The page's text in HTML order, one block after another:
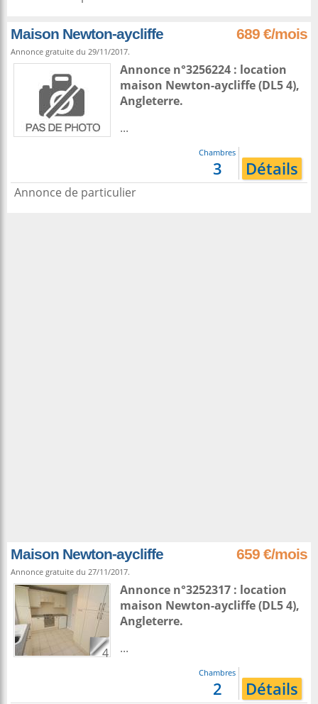
Maison Newton-aycliffe 689 €/mois
Annonce gratuite du 29/11/2017.
Annonce n°3256224 : location
maison Newton-aycliffe(DL5 4),
Angleterre.
...
Chambres
3 Détails
Annonce de particulier
Maison Newton-aycliffe 659 €/mois
Annonce gratuite du 27/11/2017.
4
Annonce n°3252317 : location
maison Newton-aycliffe(DL5 4),
Angleterre.
...
Chambres
2 Détails